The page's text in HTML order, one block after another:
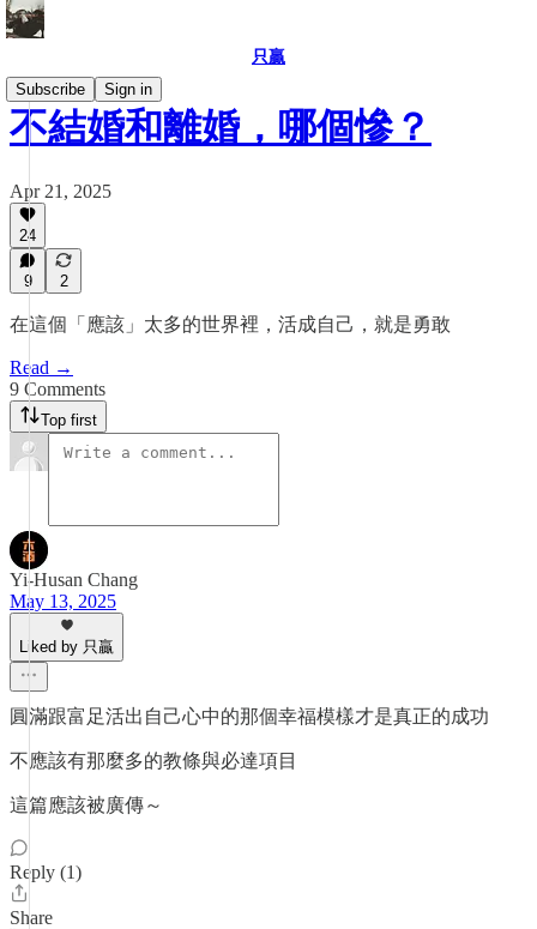
只贏
Subscribe
Sign in
不結婚和離婚，哪個慘？
Apr 21, 2025
24
9 2
在這個「應該」太多的世界裡，活成自己，就是勇敢
Read →
9 Comments
Top first
Yi-Husan Chang
May 13, 2025
Liked by 只贏
圓滿跟富足活出自己心中的那個幸福模樣才是真正的成功
不應該有那麼多的教條與必達項目
這篇應該被廣傳～
Reply (1)
Share